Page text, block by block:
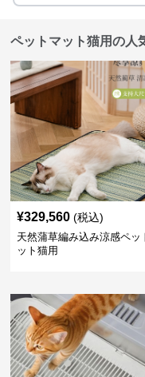
ペットマット猫用の人
¥329,560 (税込)
天然蒲草編み込み涼感ペッ
ット猫用